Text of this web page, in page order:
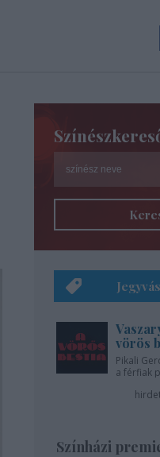
vörös
Pikali
a férfiak
Színházi